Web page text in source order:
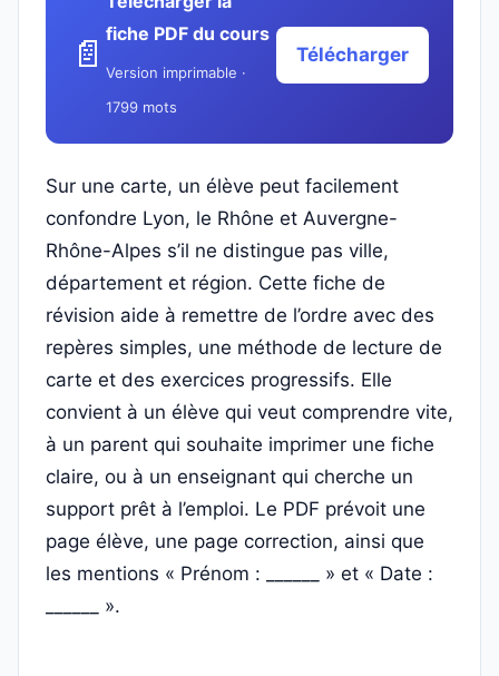
📄 fiche PDF du cours
Version imprimable ·
1799 mots
Télécharger
Sur une carte, un élève peut facilement
confondre Lyon, le Rhône et Auvergne-
Rhône-Alpes s’il ne distingue pas ville,
département et région. Cette fiche de
révision aide à remettre de l’ordre avec des
repères simples, une méthode de lecture de
carte et des exercices progressifs. Elle
convient à un élève qui veut comprendre vite,
à un parent qui souhaite imprimer une fiche
claire, ou à un enseignant qui cherche un
support prêt à l’emploi. Le PDF prévoit une
page élève, une page correction, ainsi que
les mentions « Prénom : ______ » et « Date :
______ ».